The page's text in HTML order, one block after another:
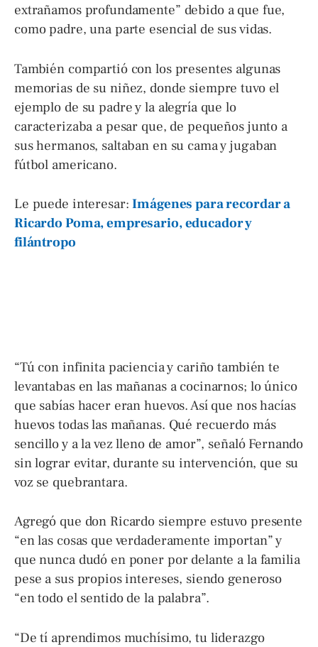
extrañamos profundamente” debido a que fue,
como padre, una parte esencial de sus vidas.
También compartió con los presentes algunas
memorias de su niñez, donde siempre tuvo el
ejemplo de su padre y la alegría que lo
caracterizaba a pesar que, de pequeños junto a
sus hermanos, saltaban en su cama y jugaban
fútbol americano.
Le puede interesar:Imágenes para recordar a
Ricardo Poma, empresario, educador y
filántropo
“Tú con infinita paciencia y cariño también te
levantabas en las mañanas a cocinarnos; lo único
que sabías hacer eran huevos. Así que nos hacías
huevos todas las mañanas. Qué recuerdo más
sencillo y a la vez lleno de amor”, señaló Fernando
sin lograr evitar, durante su intervención, que su
voz se quebrantara.
Agregó que don Ricardo siempre estuvo presente
“en las cosas que verdaderamente importan” y
que nunca dudó en poner por delante a la familia
pese a sus propios intereses, siendo generoso
“en todo el sentido de la palabra”.
“De tí aprendimos muchísimo, tu liderazgo